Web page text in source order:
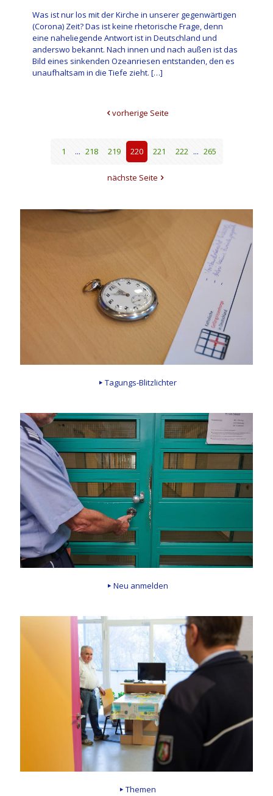
Was ist nur los mit der Kirche in unserer gegenwärtigen
(Corona) Zeit? Das ist keine rhetorische Frage, denn
eine naheliegende Antwort ist in Deutschland und
anderswo bekannt. Nach innen und nach außen ist das
Bild eines sinkenden Ozeanriesen entstanden, den es
unaufhaltsam in die Tiefe zieht. […]
vorherige Seite
1 ... 218 219 220 221 222 ... 265
nächste Seite
Tagungs-Blitzlichter
Neu anmelden
Themen